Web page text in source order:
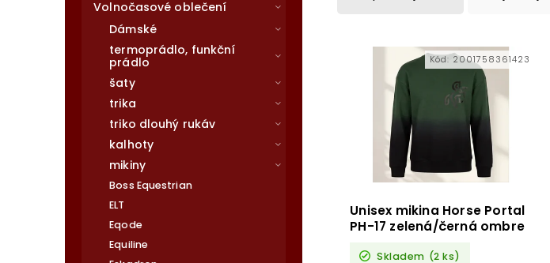
Volnočasové oblečení
Dámské
termoprádlo, funkční
prádlo
šaty
trika
triko dlouhý rukáv
kalhoty
mikiny
Boss Equestrian
ELT
Eqode
Equiline
Unisex mikina Horse Portal
PH-17 zelená/černá ombre
Skladem (2 ks)
Kód: 2001758361423